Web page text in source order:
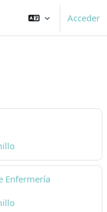
Acceder
Enfermería